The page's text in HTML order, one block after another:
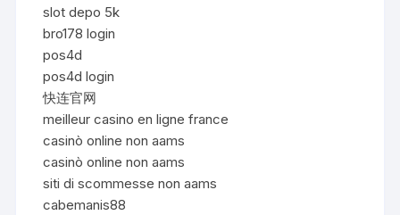
slot depo 5k
bro178 login
pos4d
pos4d login
快连官网
meilleur casino en ligne france
casinò online non aams
casinò online non aams
siti di scommesse non aams
cabemanis88